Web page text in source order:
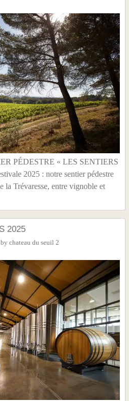
PÉDESTRE « LES SENTIERS
2025 : notre sentier pédestre
la Trévaresse, entre vignoble et
2025
by chateau du seuil 2